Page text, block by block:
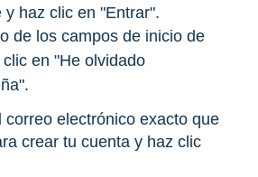
y haz clic en "Entrar".
de los campos de inicio de
en "He olvidado
correo electrónico exacto que
crear tu cuenta y haz clic